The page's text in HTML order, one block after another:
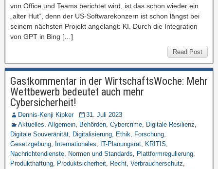
von Office und Teams berichtet wird, ist das schon wieder ein
„alter Hut“, denn der US-Softwarekonzern ist schon längst bei
seinem nächsten Projekt angelangt: KI. Durch die Integration
von GPT in Bing […]
Read Post
Gastkommentar in der WirtschaftsWoche: Mehr
Wettbewerb bedeutet auch mehr
Cybersicherheit!
Dennis-Kenji Kipker
31. Juli 2023
Aktuelles, Allgemein, Behörden, Cybercrime, Digitale Resilienz,
Digitale Souveränität, Digitalisierung, Ethik, Forschung,
Gesetzgebung, Internationales, IT-Planungsrat, KRITIS,
Nachrichtendienste, Normen und Standards, Plattformregulierung,
Produkthaftung, Produktsicherheit, Recht, Verbraucherschutz,